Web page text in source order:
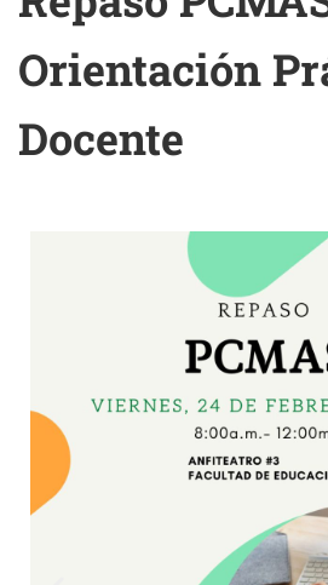
Orientación
Docente